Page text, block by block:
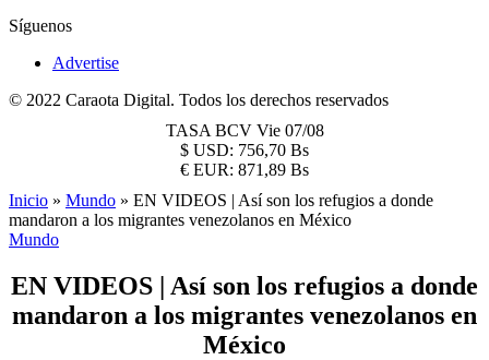
Síguenos
Advertise
© 2022 Caraota Digital. Todos los derechos reservados
TASA BCV Vie 07/08
$ USD: 756,70 Bs
€ EUR: 871,89 Bs
Inicio » Mundo » EN VIDEOS | Así son los refugios a donde
mandaron a los migrantes venezolanos en México
Mundo
EN VIDEOS | Así son los refugios a donde
mandaron a los migrantes venezolanos en
México